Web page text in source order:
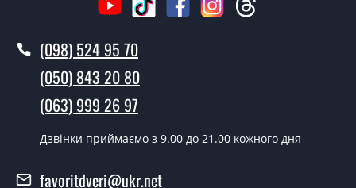
Далас?
У той самий день протягом кількох годин, за умови
Чи можна на сьогодні викликати
замірника?
Так можна.
У вас є в наявності готові двері
(098) 524 95 70
(050) 843 20 80
(063) 999 26 97
Дзвінки приймаємо з 9.00 до 21.00 кожного дня
favoritdveri@ukr.net